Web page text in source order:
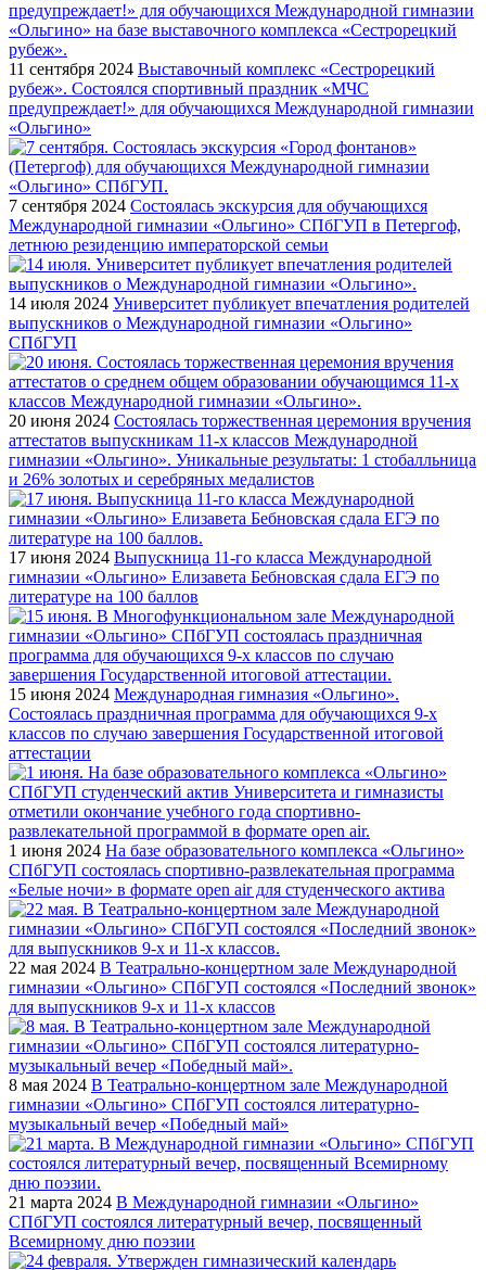
11 сентября 2024 Выставочный комплекс «Сестрорецкий
рубеж». Состоялся спортивный праздник «МЧС
предупреждает!» для обучающихся Международной гимназии
«Ольгино»
7 сентября 2024 Состоялась экскурсия для обучающихся
Международной гимназии «Ольгино» СПбГУП в Петергоф,
летнюю резиденцию императорской семьи
14 июля 2024 Университет публикует впечатления родителей
выпускников о Международной гимназии «Ольгино»
СПбГУП
20 июня 2024 Состоялась торжественная церемония вручения
аттестатов выпускникам 11-х классов Международной
гимназии «Ольгино». Уникальные результаты: 1 стобалльница
и 26% золотых и серебряных медалистов
17 июня 2024 Выпускница 11-го класса Международной
гимназии «Ольгино» Елизавета Бебновская сдала ЕГЭ по
литературе на 100 баллов
15 июня 2024 Международная гимназия «Ольгино».
Состоялась праздничная программа для обучающихся 9-х
классов по случаю завершения Государственной итоговой
аттестации
1 июня 2024 На базе образовательного комплекса «Ольгино»
СПбГУП состоялась спортивно-развлекательная программа
«Белые ночи» в формате open air для студенческого актива
22 мая 2024 В Театрально-концертном зале Международной
гимназии «Ольгино» СПбГУП состоялся «Последний звонок»
для выпускников 9-х и 11-х классов
8 мая 2024 В Театрально-концертном зале Международной
гимназии «Ольгино» СПбГУП состоялся литературно-
музыкальный вечер «Победный май»
21 марта 2024 В Международной гимназии «Ольгино»
СПбГУП состоялся литературный вечер, посвященный
Всемирному дню поэзии